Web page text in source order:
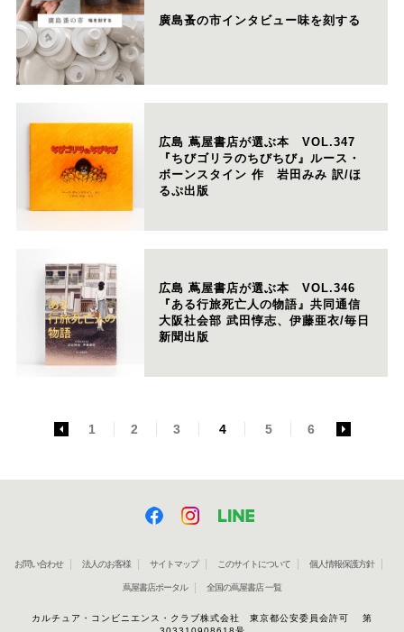
廣島蚤の市インタビュー味を刻する
広島 蔦屋書店が選ぶ本 VOL.347
『ちびゴリラのちびちび』ルース・
ボーンスタイン 作 岩田みみ 訳/ほ
るぷ出版
広島 蔦屋書店が選ぶ本 VOL.346
『ある行旅死亡人の物語』共同通信
大阪社会部 武田惇志、伊藤亜衣/毎日
新聞出版
1 2 3 4 5 6
お問い合わせ 法人のお客様 サイトマップ このサイトについて 個人情報保護方針
蔦屋書店ポータル 全国の蔦屋書店 一覧
カルチュア・コンビニエンス・クラブ株式会社 東京都公安委員会許可 第